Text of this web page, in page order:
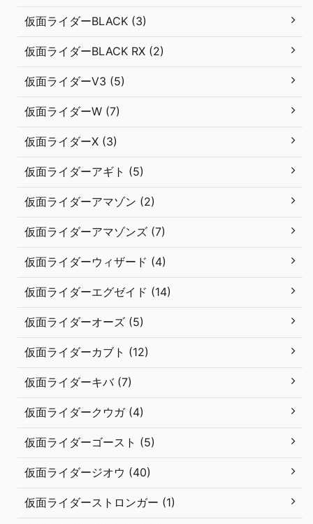
仮面ライダーBLACK (3)
仮面ライダーBLACK RX (2)
仮面ライダーV3 (5)
仮面ライダーW (7)
仮面ライダーX (3)
仮面ライダーアギト (5)
仮面ライダーアマゾン (2)
仮面ライダーアマゾンズ (7)
仮面ライダーウィザード (4)
仮面ライダーエグゼイド (14)
仮面ライダーオーズ (5)
仮面ライダーカブト (12)
仮面ライダーキバ (7)
仮面ライダークウガ (4)
仮面ライダーゴースト (5)
仮面ライダージオウ (40)
仮面ライダーストロンガー (1)